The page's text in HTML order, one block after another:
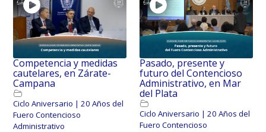
Competencia y medidas
cautelares, en Zárate-
Campana
Ciclo Aniversario | 20 Años del
Fuero Contencioso
Administrativo
Pasado, presente y
futuro del Contencioso
Administrativo, en Mar
del Plata
Ciclo Aniversario | 20 Años del
Fuero Contencioso